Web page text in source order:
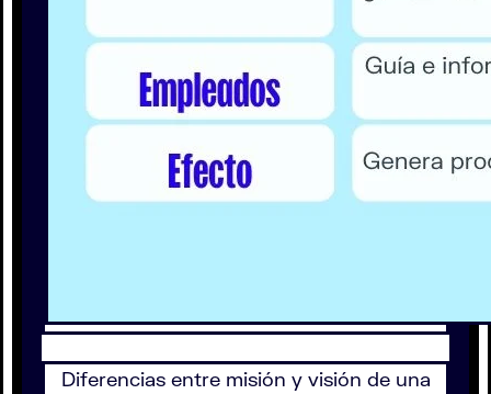
Diferencias entre misión y visión de una